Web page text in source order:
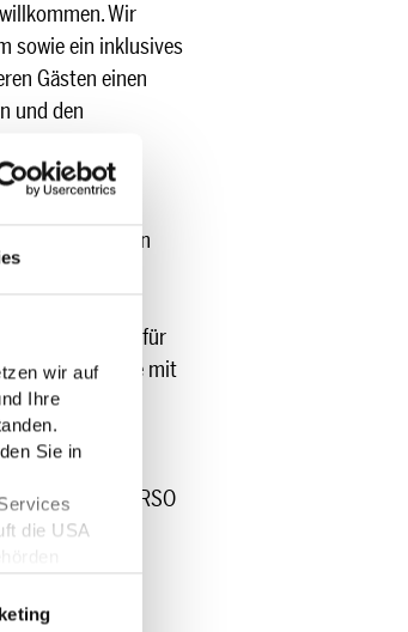
wir auf
Ihre
Sie in
die USA
Wir
sowie ein inklusives
Gästen einen
und den
überall im
in allen
und Angeboten für
Beratungsstelle mit
Dresden, VERSO